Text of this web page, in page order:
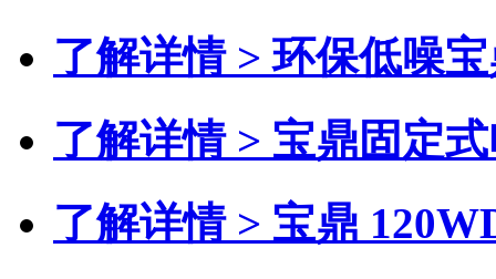
了解详情 >环保低噪
了解详情 > 宝鼎固定
了解详情 > 宝鼎